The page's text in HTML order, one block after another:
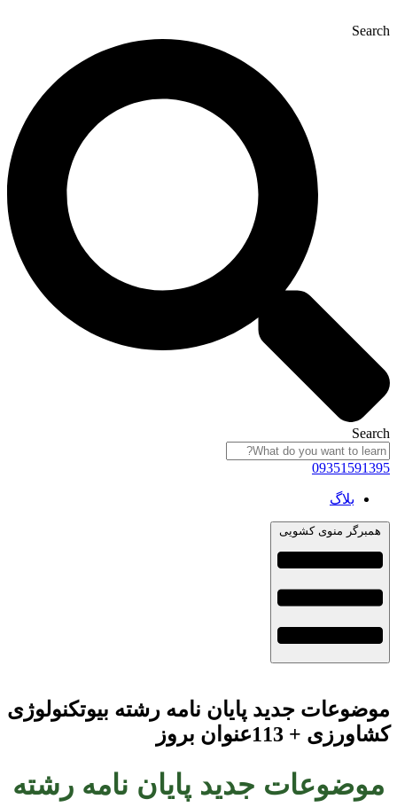
Search
Search
09351591395
بلاگ
همبرگر منوی کشویی
موضوعات جدید پایان نامه رشته بیوتکنولوژی
کشاورزی + 113عنوان بروز
موضوعات جدید پایان نامه رشته